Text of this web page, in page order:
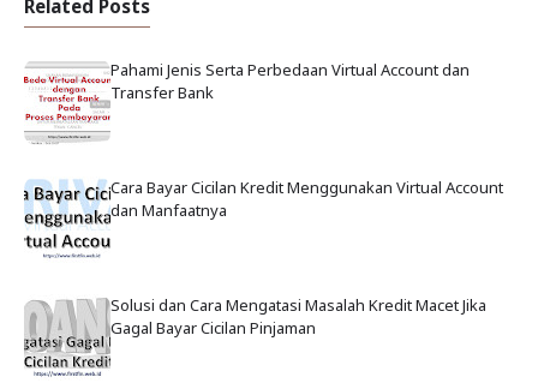
Related Posts
Pahami Jenis Serta Perbedaan Virtual Account dan
Transfer Bank
Cara Bayar Cicilan Kredit Menggunakan Virtual Account
dan Manfaatnya
Solusi dan Cara Mengatasi Masalah Kredit Macet Jika
Gagal Bayar Cicilan Pinjaman